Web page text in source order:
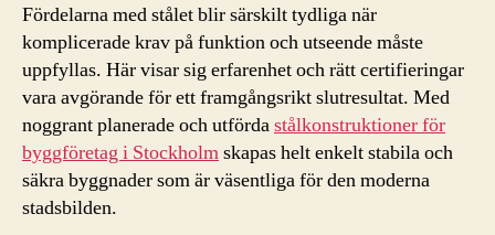
Fördelarna med stålet blir särskilt tydliga när
komplicerade krav på funktion och utseende måste
uppfyllas. Här visar sig erfarenhet och rätt certifieringar
vara avgörande för ett framgångsrikt slutresultat. Med
noggrant planerade och utfördastålkonstruktioner för
byggföretag i Stockholmskapas helt enkelt stabila och
säkra byggnader som är väsentliga för den moderna
stadsbilden.